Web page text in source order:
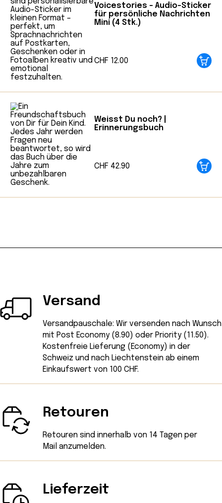
Voicestories – Audio-Sticker
für persönliche Nachrichten
Mini (4 Stk.)
CHF 12.00
Weisst Du noch? |
Erinnerungsbuch
CHF 42.90
Versand
Versandpauschale: Wir versenden nach Wunsch
mit Post Economy (8.90) oder Priority (11.50).
Kostenfreie Lieferung (Economy) in der
Schweiz und nach Liechtenstein ab einem
Einkaufswert von 100 CHF.
Retouren
Retouren sind innerhalb von 14 Tagen per
Mail anzumelden.
Lieferzeit